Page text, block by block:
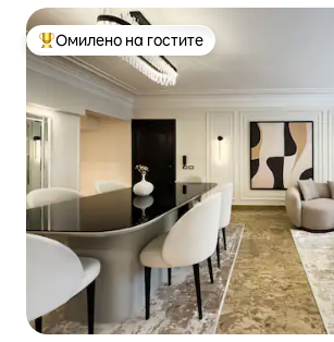
Меѓу најуспешните „Омилени на гостите“
Омилено на гостите